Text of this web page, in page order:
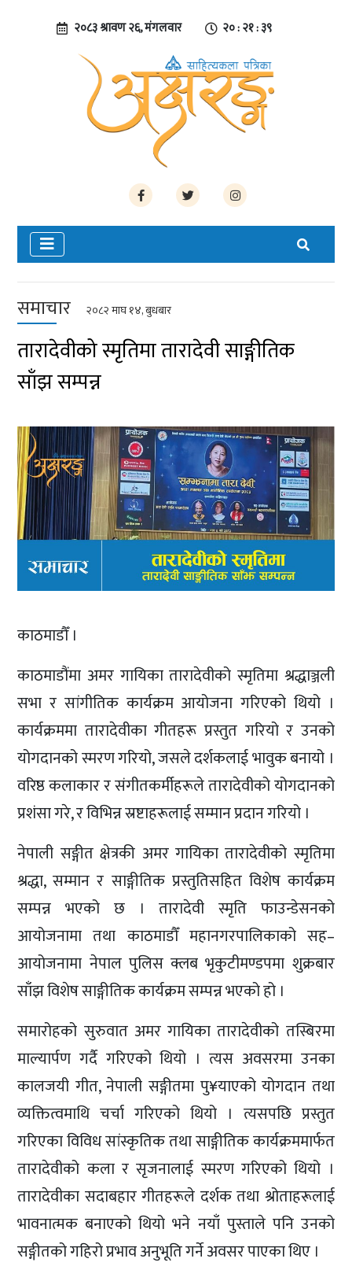
२०८३ श्रावण २६, मंगलवार २० : २१ : ४०
समाचार २०८२ माघ १४, बुधबार
तारादेवीको स्मृतिमा तारादेवी साङ्गीतिक
साँझ सम्पन्न
काठमाडौँ ।
काठमाडौंमा अमर गायिका तारादेवीको स्मृतिमा श्रद्धाञ्जली
सभा र सांगीतिक कार्यक्रम आयोजना गरिएको थियो ।
कार्यक्रममा तारादेवीका गीतहरू प्रस्तुत गरियो र उनको
योगदानको स्मरण गरियो, जसले दर्शकलाई भावुक बनायो ।
वरिष्ठ कलाकार र संगीतकर्मीहरूले तारादेवीको योगदानको
प्रशंसा गरे, र विभिन्न स्रष्टाहरूलाई सम्मान प्रदान गरियो ।
नेपाली सङ्गीत क्षेत्रकी अमर गायिका तारादेवीको स्मृतिमा
श्रद्धा, सम्मान र साङ्गीतिक प्रस्तुतिसहित विशेष कार्यक्रम
सम्पन्न भएको छ । तारादेवी स्मृति फाउन्डेसनको
आयोजनामा तथा काठमाडौँ महानगरपालिकाको सह–
आयोजनामा नेपाल पुलिस क्लब भृकुटीमण्डपमा शुक्रबार
साँझ विशेष साङ्गीतिक कार्यक्रम सम्पन्न भएको हो ।
समारोहको सुरुवात अमर गायिका तारादेवीको तस्बिरमा
माल्यार्पण गर्दै गरिएको थियो । त्यस अवसरमा उनका
कालजयी गीत, नेपाली सङ्गीतमा पु¥याएको योगदान तथा
व्यक्तित्वमाथि चर्चा गरिएको थियो । त्यसपछि प्रस्तुत
गरिएका विविध सांस्कृतिक तथा साङ्गीतिक कार्यक्रममार्फत
तारादेवीको कला र सृजनालाई स्मरण गरिएको थियो ।
तारादेवीका सदाबहार गीतहरूले दर्शक तथा श्रोताहरूलाई
भावनात्मक बनाएको थियो भने नयाँ पुस्ताले पनि उनको
सङ्गीतको गहिरो प्रभाव अनुभूति गर्ने अवसर पाएका थिए ।